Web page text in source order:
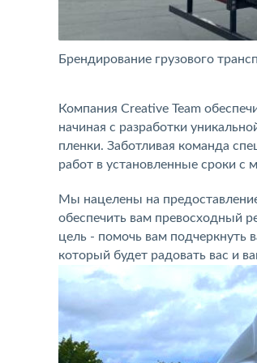
Брендирование грузового
Компания Creative Team
начиная с разработки
пленки. Заботливая команда
работ в установленные сроки
Мы нацелены на
обеспечить вам превосходный
цель - помочь вам подчеркнуть
который будет радовать вас и